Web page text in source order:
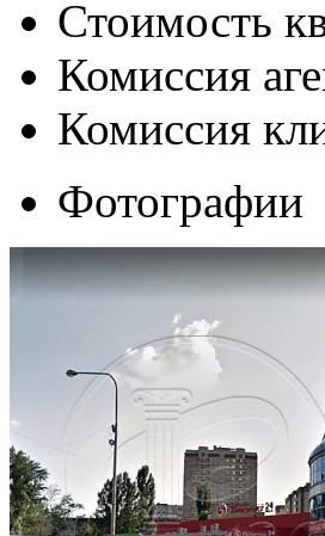
Стоимость
Комиссия
Комиссия
Фотографии